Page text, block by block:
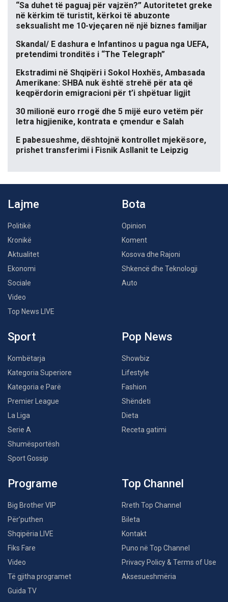
“Sa duhet të paguaj për vajzën?” Autoritetet greke
në kërkim të turistit, kërkoi të abuzonte
seksualisht me 10-vjeçaren në një biznes familjar
Skandal/ E dashura e Infantinos u pagua nga UEFA,
pretendimi tronditës i “The Telegraph”
Ekstradimi në Shqipëri i Sokol Hoxhës, Ambasada
Amerikane: SHBA nuk është strehë për ata që
keqpërdorin emigracioni për t’i shpëtuar ligjit
30 milionë euro rrogë dhe 5 mijë euro vetëm për
letra higjienike, kontrata e çmendur e Salah
E pabesueshme, dështojnë kontrollet mjekësore,
prishet transferimi i Fisnik Asllanit te Leipzig
Lajme
Politikë
Kronikë
Aktualitet
Ekonomi
Sociale
Video
Top News LIVE
Bota
Opinion
Koment
Kosova dhe Rajoni
Shkencë dhe Teknologji
Auto
Sport
Kombëtarja
Kategoria Superiore
Kategoria e Parë
Premier League
La Liga
Serie A
Shumësportësh
Sport Gossip
Pop News
Showbiz
Lifestyle
Fashion
Shëndeti
Dieta
Receta gatimi
Programe
Big Brother VIP
Për’puthen
Shqipëria LIVE
Fiks Fare
Video
Të gjitha programet
Guida TV
Top Channel
Rreth Top Channel
Bileta
Kontakt
Puno në Top Channel
Privacy Policy & Terms of Use
Aksesueshmëria